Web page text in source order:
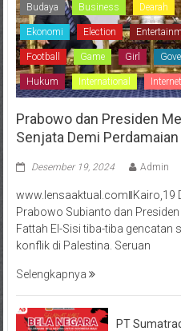
Budaya Business Dearah
Ekonomi Election
Football Game Girl
Hukum International Internet
Prabowo dan Presiden
Senjata Demi
Desember 19, 2024 Admin
www.lensaaktual.comǁKairo,19
Prabowo Subianto dan Presiden
Fattah El-Sisi tiba-tiba gencatan
konflik di Palestina. Seruan
Selengkapnya
PT